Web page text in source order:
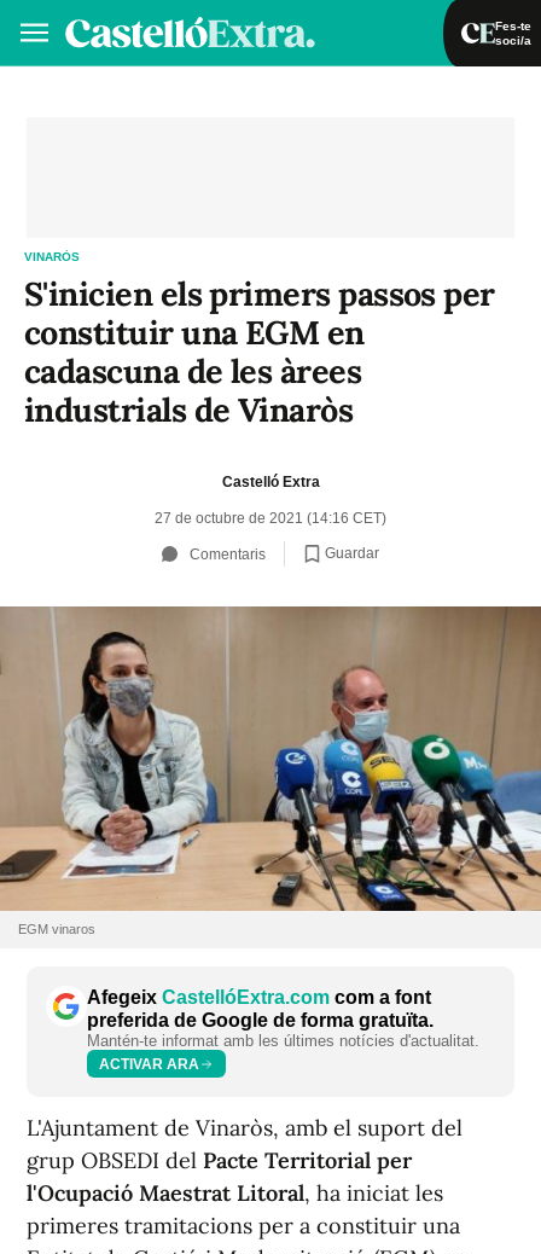
Fes-te
soci/a
VINARÒS
S'inicien els primers passos per
constituir una EGM en
cadascuna de les àrees
industrials de Vinaròs
Castelló Extra
27 de octubre de 2021 (14:16 CET)
Comentaris Guardar
EGM vinaros
Afegeix CastellóExtra.com com a font
preferida de Google de forma gratuïta.
Mantén-te informat amb les últimes notícies d'actualitat.
ACTIVAR ARA
L'Ajuntament de Vinaròs, amb el suport del
grup OBSEDI del Pacte Territorial per
l'Ocupació Maestrat Litoral, ha iniciat les
primeres tramitacions per a constituir una